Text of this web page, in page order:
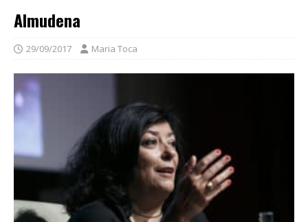
Almudena
29/09/2017 Maria Toca